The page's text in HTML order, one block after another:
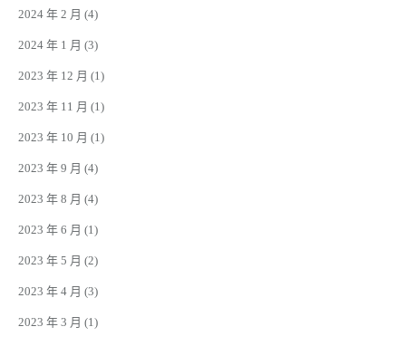
2024 年 2 月 (4)
2024 年 1 月 (3)
2023 年 12 月 (1)
2023 年 11 月 (1)
2023 年 10 月 (1)
2023 年 9 月 (4)
2023 年 8 月 (4)
2023 年 6 月 (1)
2023 年 5 月 (2)
2023 年 4 月 (3)
2023 年 3 月 (1)